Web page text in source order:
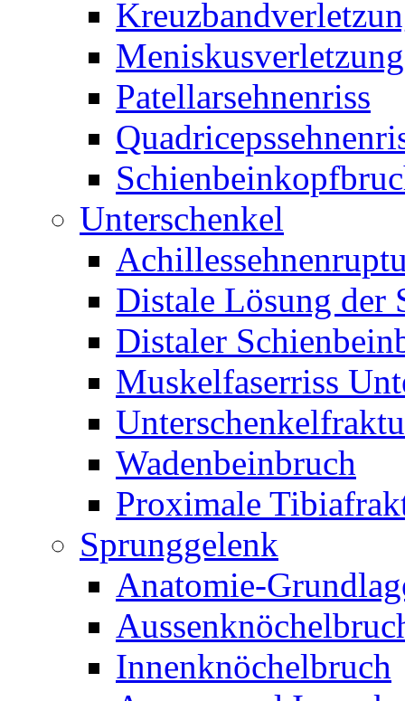
Meniskusverletzung
Patellarsehnenriss
Unterschenkel
Distale Lösung der
Distaler
Muskelfaserriss
Wadenbeinbruch
Proximale
Sprunggelenk
Anatomie-
Innenknöchelbruch